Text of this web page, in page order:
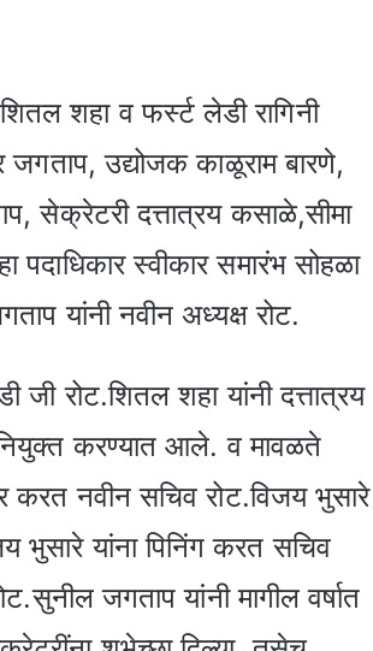
शहा व फर्स्ट लेडी रागिनी
उद्योजक काळूराम बारणे,
सेक्रेटरी दत्तात्रय कसाळे,सीमा
स्वीकार समारंभ सोहळा
यांनी नवीन अध्यक्ष रोट.
रोट.शितल शहा यांनी दत्तात्रय
करण्यात आले. व मावळते
करत नवीन सचिव रोट.विजय भुसारे
भुसारे यांना पिनिंग करत सचिव
जगताप यांनी मागील वर्षात